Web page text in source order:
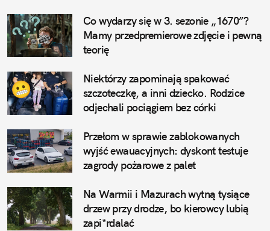
Co wydarzy się w 3. sezonie „1670”?
Mamy przedpremierowe zdjęcie i pewną
teorię
Niektórzy zapominają spakować
szczoteczkę, a inni dziecko. Rodzice
odjechali pociągiem bez córki
Przełom w sprawie zablokowanych
wyjść ewauacyjnych: dyskont testuje
zagrody pożarowe z palet
Na Warmii i Mazurach wytną tysiące
drzew przy drodze, bo kierowcy lubią
zapi*rdalać